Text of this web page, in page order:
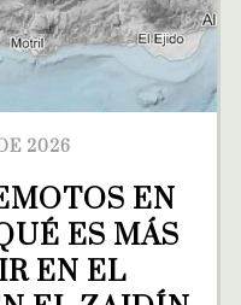
2026
EN
ES MÁS
EN EL